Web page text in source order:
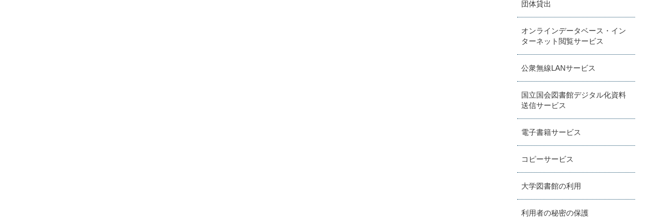
団体貸出
オンラインデータベース・イン
ターネット閲覧サービス
公衆無線LANサービス
国立国会図書館デジタル化資料
送信サービス
電子書籍サービス
コピーサービス
大学図書館の利用
利用者の秘密の保護